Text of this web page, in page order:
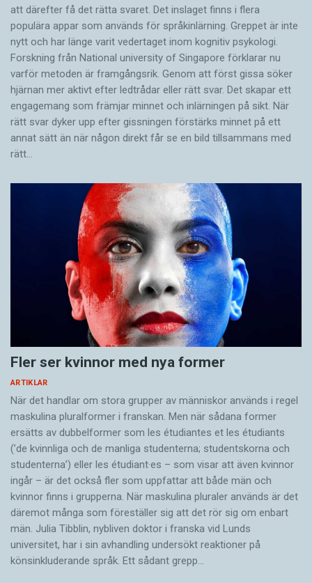
att därefter få det rätta svaret. Det inslaget finns i flera
populära appar som används för språkinlärning. Greppet är inte
nytt och har länge varit vedertaget inom kognitiv psykologi.
Forskning från National university of Singa­pore förklarar nu
varför metoden är framgångsrik. Genom att först gissa ­söker
hjärnan mer aktivt ­efter ledtrådar eller rätt svar. Det skapar ett
engagemang som främjar minnet och inlärningen på sikt. När
rätt svar dyker upp efter gissningen förstärks minnet på ett
annat sätt än när någon direkt får se en bild tillsammans med
rätt…
Fler ser kvinnor med nya former
ARTIKLAR
När det handlar om stora grupper av människor används i regel
maskulina pluralformer i franskan. Men när sådana ­former
ersätts av dubbel­former som les étudiantes et les étudiants
(’de kvinnliga och de manliga studenterna; studentskorna och
studenterna’) eller les étudiant·es – som visar att även kvinnor
ingår – är det också fler som uppfattar att både män och
kvinnor finns i grupperna. När maskulina pluraler används är det
där­emot många som föreställer sig att det rör sig om enbart
män. Julia Tibblin, nybliven doktor i franska vid Lunds
universitet, har i sin avhandling undersökt reaktioner på
könsinkluderande språk. Ett sådant grepp…